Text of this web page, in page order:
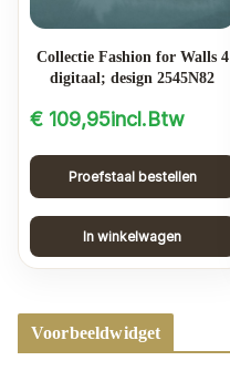
Collectie Fashion for Walls 4
digitaal; design 2545N82
€ 109,95incl.Btw
Proefstaal bestellen
In winkelwagen
Voorbeeldwidget